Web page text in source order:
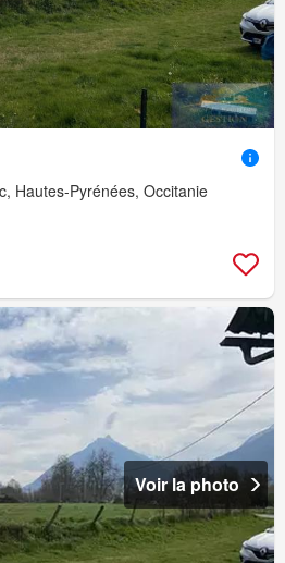
Hautes-Pyrénées, Occitanie
Voir la photo